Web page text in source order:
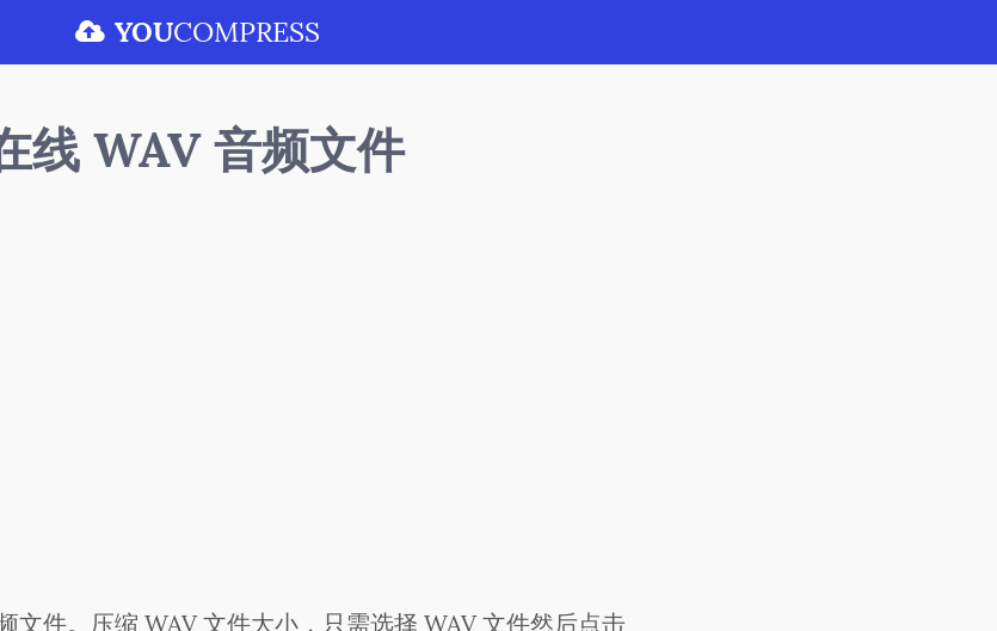
YOUCOMPRESS
线 WAV 音频文件
文件。压缩 WAV 文件大小，只需选择 WAV 文件然后点击